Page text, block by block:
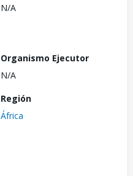
N/A
Organismo Ejecutor
N/A
Región
África